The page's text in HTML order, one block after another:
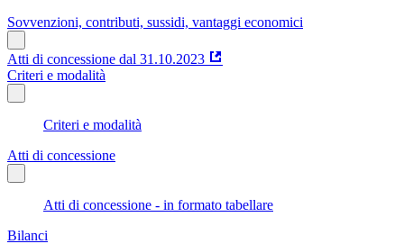
Sovvenzioni, contributi, sussidi, vantaggi economici
Atti di concessione dal 31.10.2023
Criteri e modalità
Criteri e modalità
Atti di concessione
Atti di concessione - in formato tabellare
Bilanci